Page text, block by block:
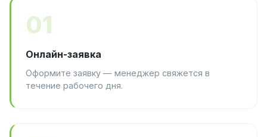
01
Онлайн-заявка
Оформите заявку — менеджер свяжется в
течение рабочего дня.